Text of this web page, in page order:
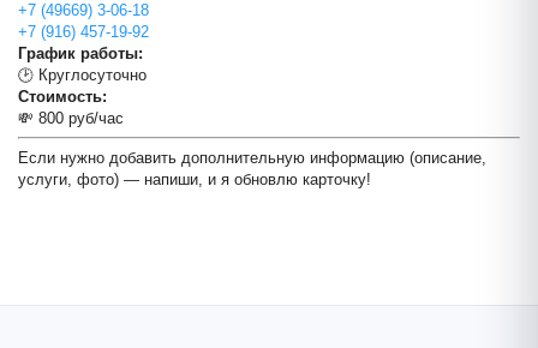
+7 (49669) 3-06-18
+7 (916) 457-19-92
График работы:
🕑 Круглосуточно
Стоимость:
💸 800 руб/час
Если нужно добавить дополнительную информацию (описание,
услуги, фото) — напиши, и я обновлю карточку!
Сауна "Кокино"